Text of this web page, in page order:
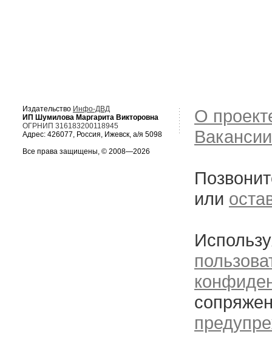
Издательство Инфо-ДВД
ИП Шумилова Маргарита Викторовна
ОГРНИП 316183200118945
Адрес: 426077, Россия, Ижевск, а/я 5098
Все права защищены, © 2008—2026
О
Вакансии
или